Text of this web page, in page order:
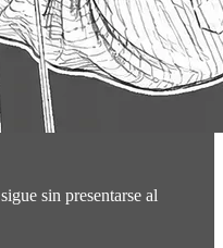
sigue sin presentarse al